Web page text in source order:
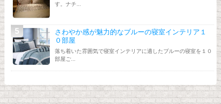
す。ナチ...
さわやか感が魅力的なブルーの寝室インテリア１
０部屋
落ち着いた雰囲気で寝室インテリアに適したブルーの寝室を１０
部屋ご...